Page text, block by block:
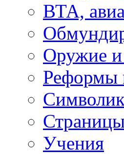
ВТА,
Оружие и
Реформы
Учения